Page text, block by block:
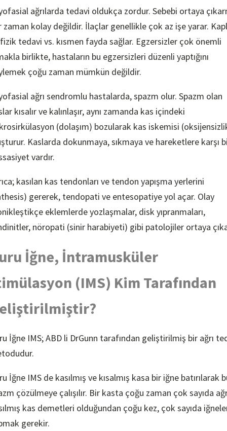
ağrılarda tedavi oldukça zordur. Sebebi ortaya
zaman kolay değildir. İlaçlar genellikle çok az işe yarar.
tedavi vs. kısmen fayda sağlar. Egzersizler çok önemli
birlikte, hastaların bu egzersizleri düzenli yaptığını
çoğu zaman mümkün değildir.
ağrı sendromlu hastalarda, spazm olur. Spazm olan
kısalır ve kalınlaşır, aynı zamanda kas içindeki
(dolaşım) bozularak kas iskemisi
Kaslarda dokunmaya, sıkmaya ve hareketlere karşı
vardır.
kasılan kas tendonları ve tendon yapışma yerlerini
gererek, tendopati ve entesopatiye yol açar. Olay
eklemlerde yozlaşmalar, disk yıpranmaları,
nöropati (sinir harabiyeti) gibi patolojiler ortaya
İğne, İntramusküler
(IMS) Kim Tarafından
İğne IMS; ABD li DrGunn tarafından geliştirilmiş bir ağrı
İğne IMS de kasılmış ve kısalmış kasa bir iğne batırılarak
çözülmeye çalışılır. Bir kasta çoğu zaman çok sayıda
kas demetleri olduğundan çoğu kez, çok sayıda
gerekir.